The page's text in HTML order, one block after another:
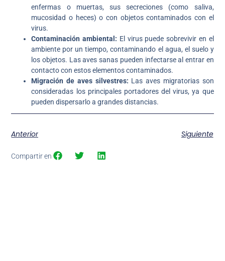
enfermas o muertas, sus secreciones (como saliva,
mucosidad o heces) o con objetos contaminados con el
virus.
Contaminación ambiental: El virus puede sobrevivir en el
ambiente por un tiempo, contaminando el agua, el suelo y
los objetos. Las aves sanas pueden infectarse al entrar en
contacto con estos elementos contaminados.
Migración de aves silvestres: Las aves migratorias son
consideradas los principales portadores del virus, ya que
pueden dispersarlo a grandes distancias.
Anterior Siguiente
Compartir en